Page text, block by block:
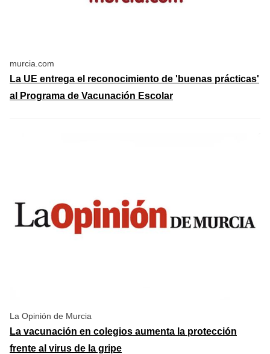
murcia.com
La UE entrega el reconocimiento de 'buenas prácticas'
al Programa de Vacunación Escolar
La Opinión de Murcia
La vacunación en colegios aumenta la protección
frente al virus de la gripe